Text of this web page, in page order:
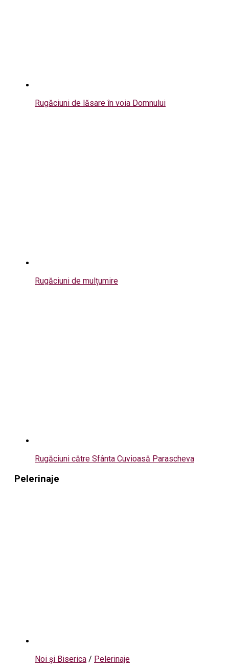
Rugăciuni de lăsare în voia Domnului
Rugăciuni de mulțumire
Rugăciuni către Sfânta Cuvioasă Parascheva
Pelerinaje
Noi și Biserica / Pelerinaje